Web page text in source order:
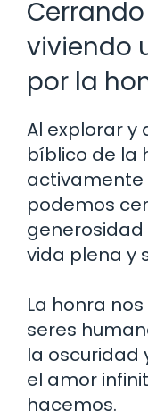
viviendo
por la
Al explorar y
bíblico de la
activamente
podemos
generosidad
vida plena y
La honra
seres
la oscuridad
el amor
hacemos.